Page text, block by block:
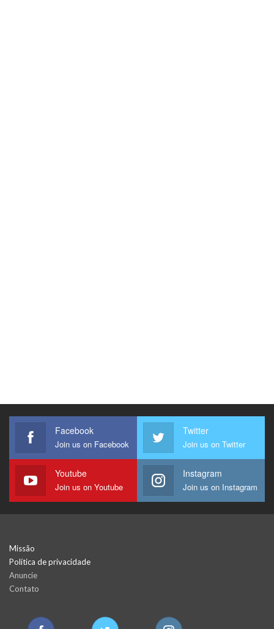
Facebook
Join us on Facebook
Twitter
Join us on Twitter
Youtube
Join us on Youtube
Instagram
Join us on Instagram
Missão
Política de privacidade
Anuncie
Contato